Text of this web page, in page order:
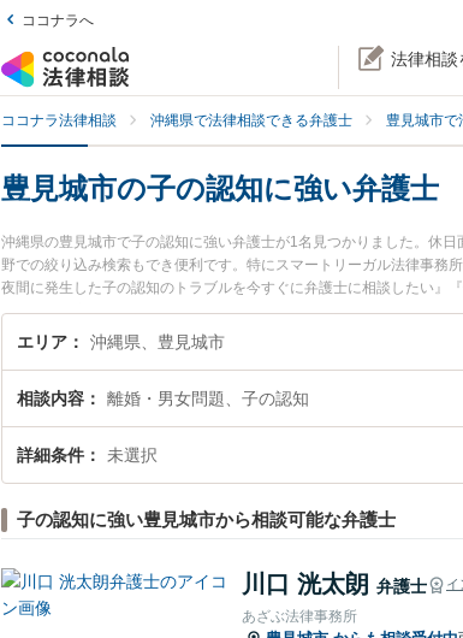
ココナラへ
法律相談
ココナラ法律相談 沖縄県で法律相談できる弁護士 豊見城市で
豊見城市の子の認知に強い弁護士
沖縄県の豊見城市で子の認知に強い弁護士が1名見つかりました。休
野での絞り込み検索もでき便利です。特にスマートリーガル法律事務
夜間に発生した子の認知のトラブルを今すぐに弁護士に相談したい』
きる豊見城市内の弁護士に相談予約したい』などでお困りの相談者さ
エリア 沖縄県、豊見城市
相談内容 離婚・男女問題、子の認知
詳細条件 未選択
子の認知に強い豊見城市から相談可能な弁護士
川口 洸太朗 弁護士 イ
あざぶ法律事務所